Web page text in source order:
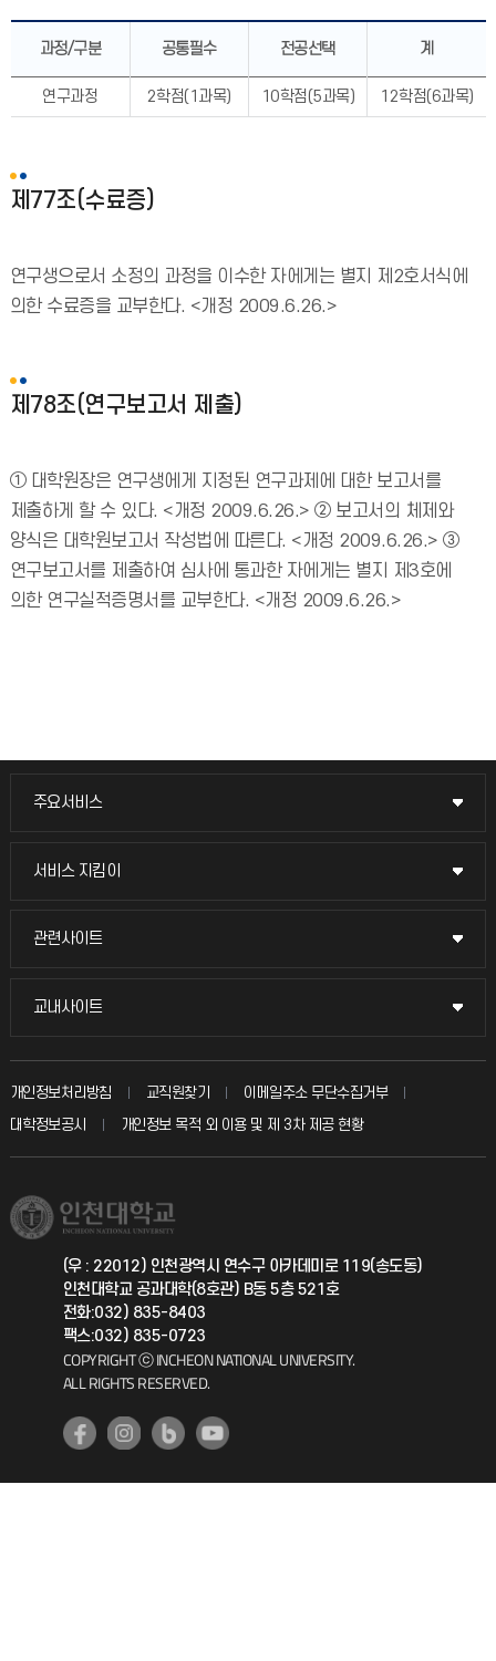
과정/구분 공통필수 전공선택 계
연구과정 2학점(1과목) 10학점(5과목) 12학점(6과목)
제77조(수료증)
연구생으로서 소정의 과정을 이수한 자에게는 별지 제2호서식에
의한 수료증을 교부한다. <개정 2009.6.26.>
제78조(연구보고서 제출)
① 대학원장은 연구생에게 지정된 연구과제에 대한 보고서를
제출하게 할 수 있다. <개정 2009.6.26.> ② 보고서의 체제와
양식은 대학원보고서 작성법에 따른다. <개정 2009.6.26.> ③
연구보고서를 제출하여 심사에 통과한 자에게는 별지 제3호에
의한 연구실적증명서를 교부한다. <개정 2009.6.26.>
주요서비스
주요서비스
교무회의방송
입학안내
취업정보(학생)
서비스 지킴이
서비스 지킴이
묻고 답하기
칭찬마당
학생서비스 지킴이
관련사이트
관련사이트
국방헬프콜
총동문회
교내사이트
교내사이트
교수회
교육혁신본부
국제지원과
공자아카데미
기초교육원
개인정보처리방침 교직원찾기
이메일주소 무단수집거부
대학정보공시
개인정보 목적 외 이용 및 제 3차 제공 현황
(우 : 22012) 인천광역시 연수구 아카데미로 119(송도동)
인천대학교 공과대학(8호관) B동 5층 521호
전화:032) 835-8403
팩스:032) 835-0723
COPYRIGHT ⓒ INCHEON NATIONAL UNIVERSITY.
ALL RIGHTS RESERVED.